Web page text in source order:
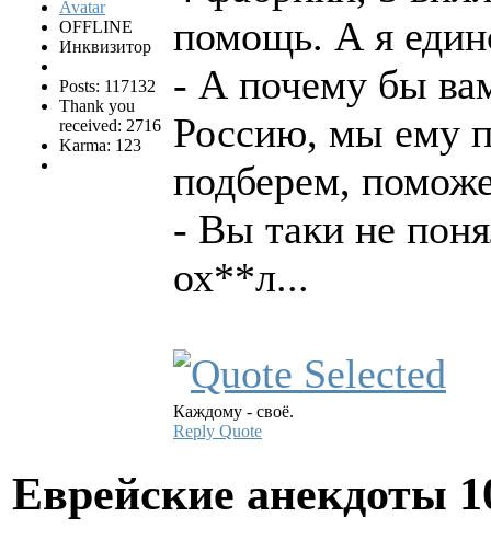
OFFLINE
Инквизитор
Posts: 117132
Thank you
received: 2716
Karma: 123
помощь. А я
- А почему бы
Россию, мы ему
подберем,
- Вы таки не
ох**л...
Каждому - своё.
Reply Quote
Еврейские анекдоты